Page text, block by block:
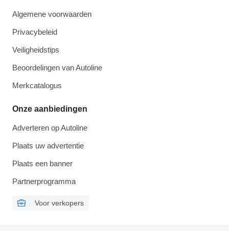
Algemene voorwaarden
Privacybeleid
Veiligheidstips
Beoordelingen van Autoline
Merkcatalogus
Onze aanbiedingen
Adverteren op Autoline
Plaats uw advertentie
Plaats een banner
Partnerprogramma
Voor verkopers